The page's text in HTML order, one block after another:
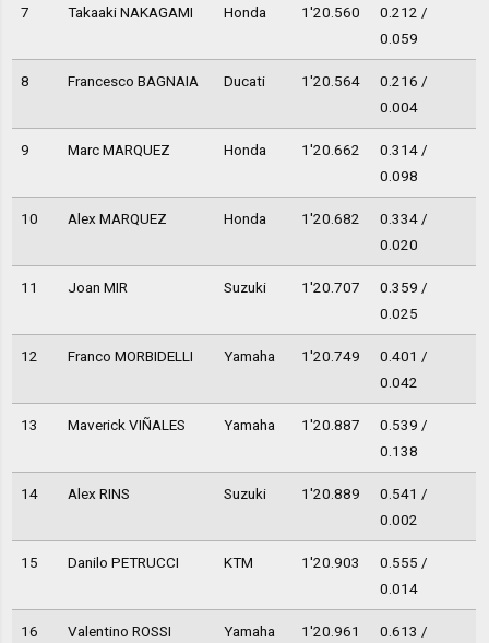
7 Takaaki NAKAGAMI Honda 1'20.560
0.212 /
0.059
8 Francesco BAGNAIA Ducati 1'20.564
0.216 /
0.004
9 Marc MARQUEZ Honda 1'20.662
0.314 /
0.098
10 Alex MARQUEZ Honda 1'20.682
0.334 /
0.020
11 Joan MIR Suzuki 1'20.707
0.359 /
0.025
12 Franco MORBIDELLI Yamaha 1'20.749
0.401 /
0.042
13 Maverick VIÑALES Yamaha 1'20.887
0.539 /
0.138
14 Alex RINS Suzuki 1'20.889
0.541 /
0.002
15 Danilo PETRUCCI KTM 1'20.903
0.555 /
0.014
16 Valentino ROSSI Yamaha 1'20.961
0.613 /